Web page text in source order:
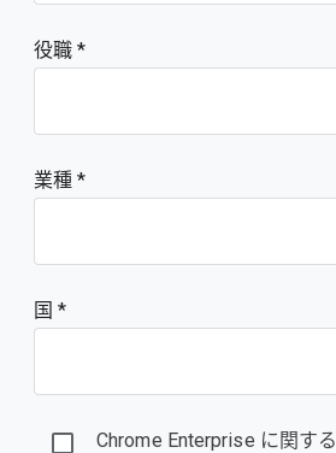
役職
業種 *
国 *
Chrome Enterprise に関す